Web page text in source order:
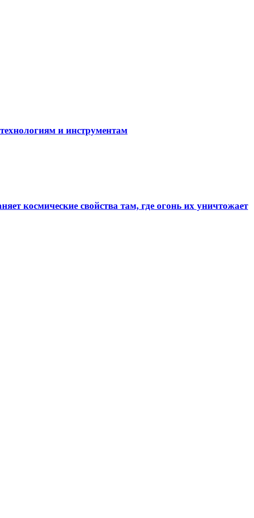
и инструментам
космические свойства там, где огонь их уничтожает